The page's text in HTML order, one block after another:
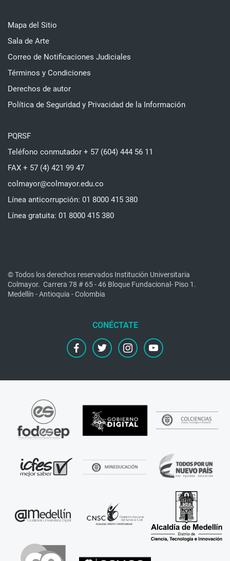
Mapa del Sitio
Sala de Arte
Correo de Notificaciones Judiciales
Términos y Condiciones
Derechos de autor
Política de Seguridad y Privacidad de la Información
PQRSF
Teléfono conmutador + 57 (604) 444 56 11
FAX + 57 (4) 421 99 47
colmayor@colmayor.edu.co
Línea anticorrupción: 01 8000 415 380
Línea gratuita: 01 8000 415 380
© Todos los derechos reservados Institución Universitaria
Colmayor. Carrera 78 # 65 - 46 Bloque Fundacional- Piso 1.
Medellín - Antioquia - Colombia
facebooktwitter instagramyoutube